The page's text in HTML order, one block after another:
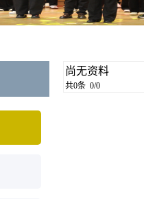
尚无资料
共0条 0/0